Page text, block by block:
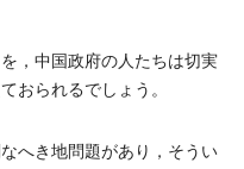
，中国政府の人たちは切実
おられるでしょう。
へき地問題があり，そうい